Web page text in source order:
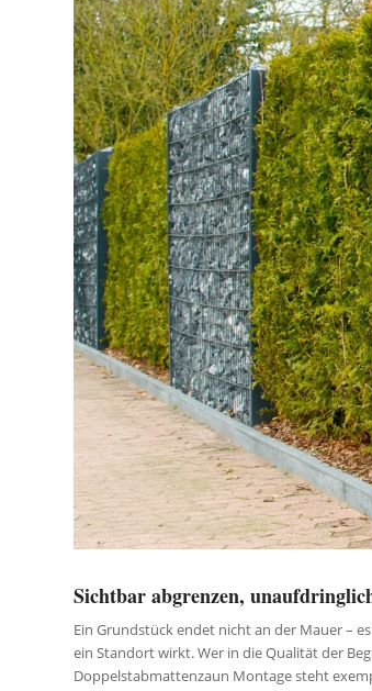
Sichtbar abgrenzen,
Ein Grundstück endet nicht an der Mauer –
ein Standort wirkt. Wer in die Qualität der
Doppelstabmattenzaun Montage steht